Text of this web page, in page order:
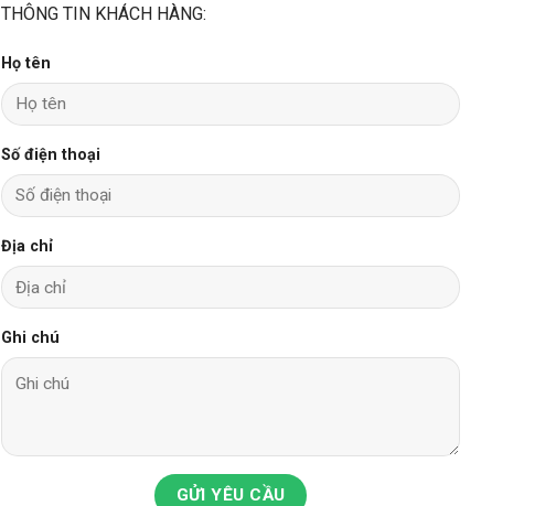
THÔNG TIN KHÁCH HÀNG:
Họ tên
Số điện thoại
Địa chỉ
Ghi chú
GỬI YÊU CẦU